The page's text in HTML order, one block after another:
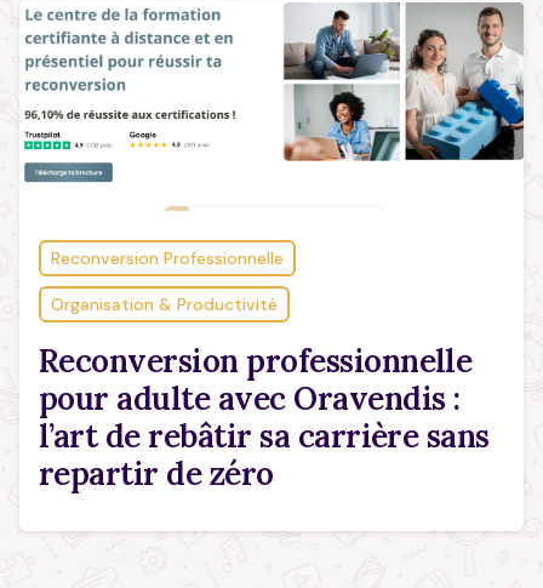
Reconversion Professionnelle
Organisation & Productivité
Reconversion professionnelle
pour adulte avec Oravendis :
l’art de rebâtir sa carrière sans
repartir de zéro